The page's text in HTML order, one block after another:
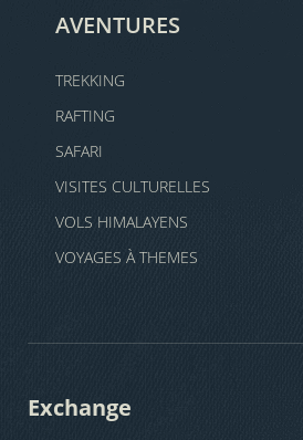
AVENTURES
TREKKING
RAFTING
SAFARI
VISITES CULTURELLES
VOLS HIMALAYENS
VOYAGES À THEMES
Exchange